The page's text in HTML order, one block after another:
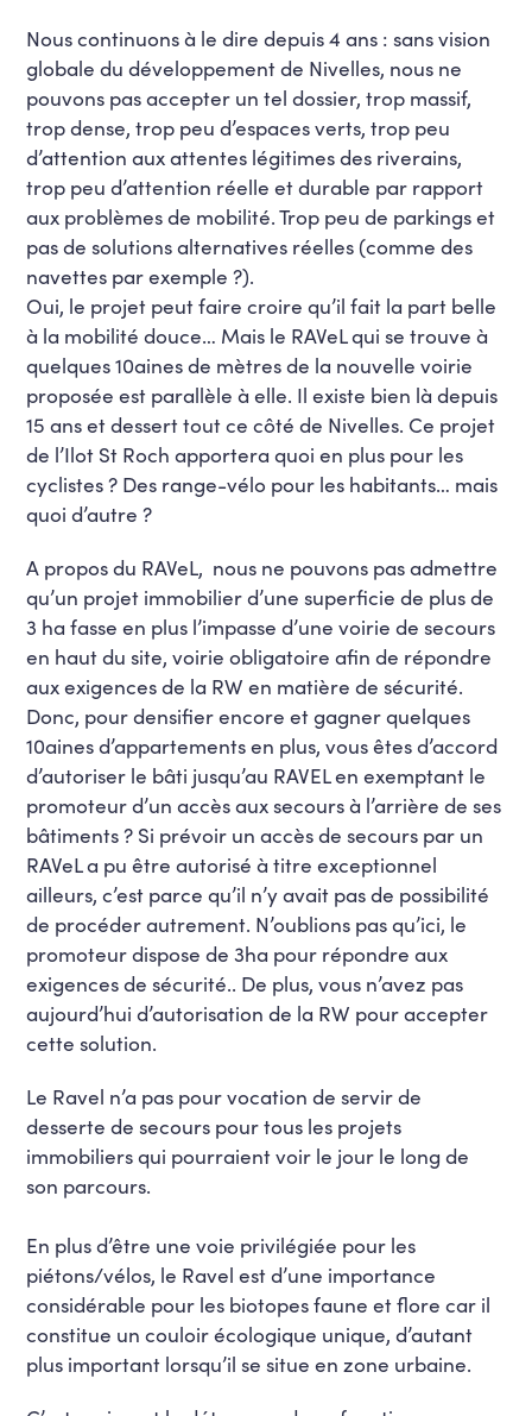
Nous continuons à le dire depuis 4 ans : sans vision
globale du développement de Nivelles, nous ne
pouvons pas accepter un tel dossier, trop massif,
trop dense, trop peu d’espaces verts, trop peu
d’attention aux attentes légitimes des riverains,
trop peu d’attention réelle et durable par rapport
aux problèmes de mobilité. Trop peu de parkings et
pas de solutions alternatives réelles (comme des
navettes par exemple ?).
Oui, le projet peut faire croire qu’il fait la part belle
à la mobilité douce… Mais le RAVeL qui se trouve à
quelques 10aines de mètres de la nouvelle voirie
proposée est parallèle à elle. Il existe bien là depuis
15 ans et dessert tout ce côté de Nivelles. Ce projet
de l’Ilot St Roch apportera quoi en plus pour les
cyclistes ? Des range-vélo pour les habitants… mais
quoi d’autre ?
A propos du RAVeL, nous ne pouvons pas admettre
qu’un projet immobilier d’une superficie de plus de
3 ha fasse en plus l’impasse d’une voirie de secours
en haut du site, voirie obligatoire afin de répondre
aux exigences de la RW en matière de sécurité.
Donc, pour densifier encore et gagner quelques
10aines d’appartements en plus, vous êtes d’accord
d’autoriser le bâti jusqu’au RAVEL en exemptant le
promoteur d’un accès aux secours à l’arrière de ses
bâtiments ? Si prévoir un accès de secours par un
RAVeL a pu être autorisé à titre exceptionnel
ailleurs, c’est parce qu’il n’y avait pas de possibilité
de procéder autrement. N’oublions pas qu’ici, le
promoteur dispose de 3ha pour répondre aux
exigences de sécurité.. De plus, vous n’avez pas
aujourd’hui d’autorisation de la RW pour accepter
cette solution.
Le Ravel n’a pas pour vocation de servir de
desserte de secours pour tous les projets
immobiliers qui pourraient voir le jour le long de
son parcours.
En plus d’être une voie privilégiée pour les
piétons/vélos, le Ravel est d’une importance
considérable pour les biotopes faune et flore car il
constitue un couloir écologique unique, d’autant
plus important lorsqu’il se situe en zone urbaine.